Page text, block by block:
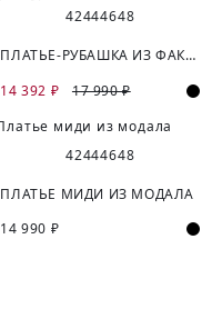
42444648
ПЛАТЬЕ-РУБАШКА ИЗ ФАКТУРНОГО АТЛАСА
14 392 ₽
17 990 ₽
42444648
ПЛАТЬЕ МИДИ ИЗ МОДАЛА
14 990 ₽